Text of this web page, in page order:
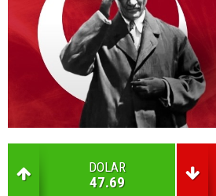
DOLAR
47.69